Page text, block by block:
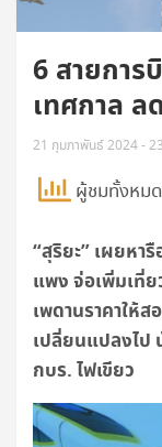
6 สายการ
เทศกาล
21 กุมภาพันธ์ 2024 -
ผู้ชมทั้งหม
“สุริยะ” เผยหารื
แพง จ่อเพิ่มเที่
เพดานราคาให้
เปลี่ยนแปลงไป
กบร. ไฟเขียว